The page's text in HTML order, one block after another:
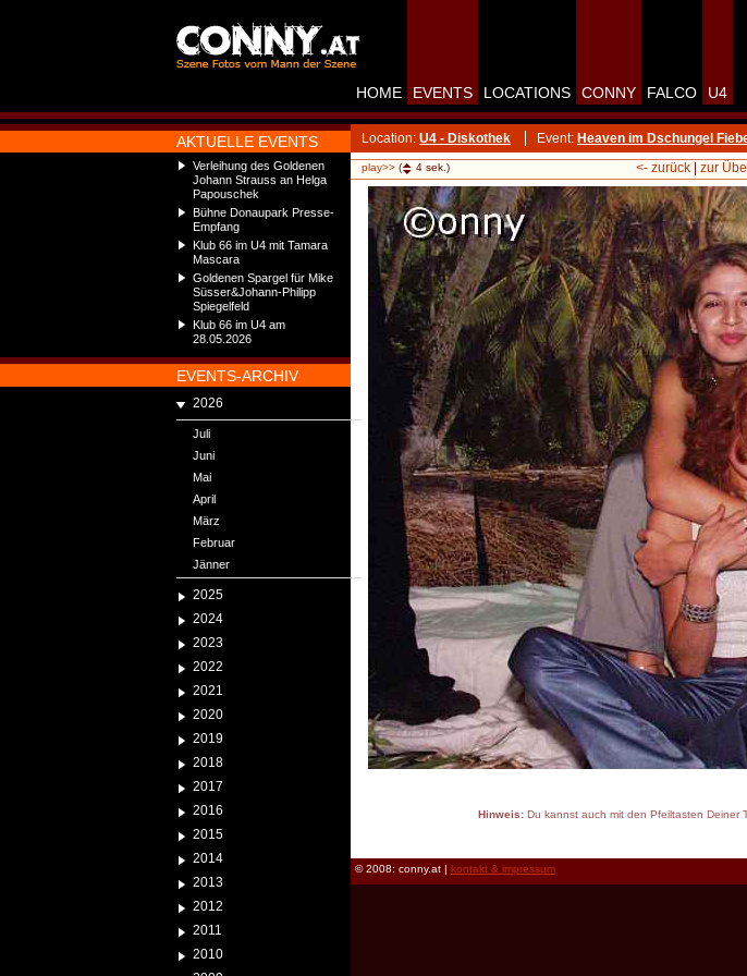
AKTUELLE EVENTS
Verleihung des Goldenen
Johann Strauss an Helga
Papouschek
Bühne Donaupark Presse-
Empfang
Klub 66 im U4 mit Tamara
Mascara
Goldenen Spargel für Mike
Süsser&Johann-Philipp
Spiegelfeld
Klub 66 im U4 am
28.05.2026
EVENTS-ARCHIV
2026
Juli
Juni
Mai
April
März
Februar
Jänner
2025
2024
2023
2022
2021
2020
2019
2018
2017
2016
2015
2014
2013
2012
2011
2010
HOME EVENTS LOCATIONS CONNY FALCO U4
Location: U4 - Diskothek Event: Heaven im Dschungel
play>> ( 4 sek.) <- zurück| zur
Hinweis:Du kannst auch mit den Pfeiltasten Deiner
© 2008: conny.at | kontakt & impressum